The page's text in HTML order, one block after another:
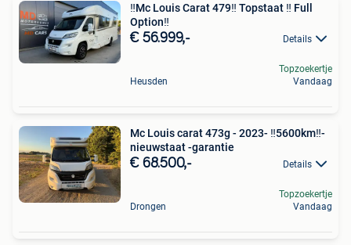
‼️Mc Louis Carat 479‼️ Topstaat ‼️ Full
Option‼️
€ 56.999,- Details
Heusden
Topzoekertje
Vandaag
Mc Louis carat 473g - 2023- ‼️5600km‼️-
nieuwstaat -garantie
€ 68.500,- Details
Drongen
Topzoekertje
Vandaag